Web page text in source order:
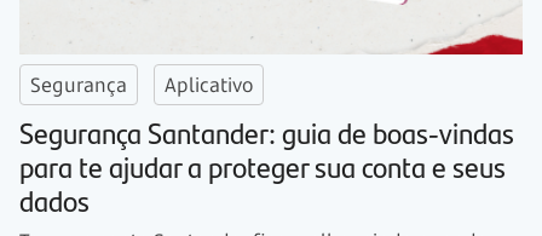
Segurança Aplicativo
Segurança Santander: guia de boas-vindas
para te ajudar a proteger sua conta e seus
dados